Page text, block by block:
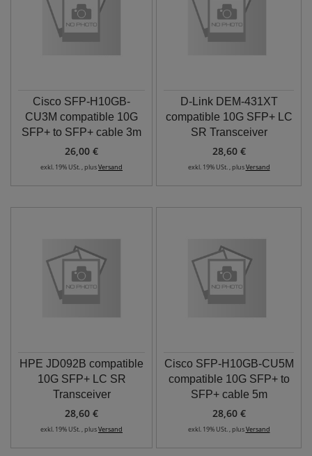
Cisco SFP-H10GB-
CU3M compatible 10G
SFP+ to SFP+ cable 3m
26,00 €
exkl. 19% USt. , plusVersand
D-Link DEM-431XT
compatible 10G SFP+ LC
SR Transceiver
28,60 €
exkl. 19% USt. , plusVersand
HPE JD092B compatible
10G SFP+ LC SR
Transceiver
28,60 €
exkl. 19% USt. , plusVersand
Cisco SFP-H10GB-CU5M
compatible 10G SFP+ to
SFP+ cable 5m
28,60 €
exkl. 19% USt. , plusVersand